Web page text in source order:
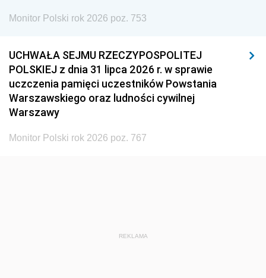
Monitor Polski rok 2026 poz. 753
UCHWAŁA SEJMU RZECZYPOSPOLITEJ
POLSKIEJ z dnia 31 lipca 2026 r. w sprawie
uczczenia pamięci uczestników Powstania
Warszawskiego oraz ludności cywilnej
Warszawy
Monitor Polski rok 2026 poz. 767
REKLAMA